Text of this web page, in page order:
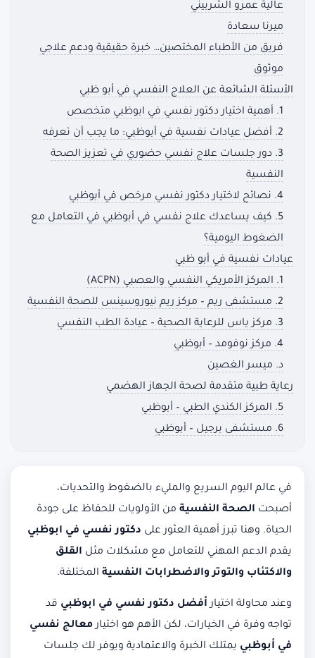
عالية عمرو الشربيني
ميرنا سعادة
فريق من الأطباء المختصين… خبرة حقيقية ودعم علاجي
موثوق
الأسئلة الشائعة عن العلاج النفسي في أبو ظبي
1. أهمية اختيار دكتور نفسي في ابوظبي متخصص
2. أفضل عيادات نفسية في أبوظبي: ما يجب أن تعرفه
3. دور جلسات علاج نفسي حضوري في تعزيز الصحة
النفسية
4. نصائح لاختيار دكتور نفسي مرخص في أبوظبي
5. كيف يساعدك علاج نفسي في أبوظبي في التعامل مع
الضغوط اليومية؟
عيادات نفسية في أبو ظبي
1. المركز الأمريكي النفسي والعصبي (ACPN)
2. مستشفى ريم – مركز ريم نيوروسينس للصحة النفسية
3. مركز ياس للرعاية الصحية – عيادة الطب النفسي
4. مركز نوفومد – أبوظبي
د. ميسر الغصين
رعاية طبية متقدمة لصحة الجهاز الهضمي
5. المركز الكندي الطبي – أبوظبي
6. مستشفى برجيل – أبوظبي
في عالم اليوم السريع والمليء بالضغوط والتحديات،
أصبحت الصحة النفسية من الأولويات للحفاظ على جودة
الحياة. وهنا تبرز أهمية العثور على دكتور نفسي في ابوظبي
يقدم الدعم المهني للتعامل مع مشكلات مثل القلق
والاكتئاب والتوتر والاضطرابات النفسية المختلفة.
وعند محاولة اختيارأفضل دكتور نفسي في ابوظبي قد
تواجه وفرة في الخيارات، لكن الأهم هو اختيارمعالج نفسي
في أبوظبي يمتلك الخبرة والاعتمادية ويوفر لك جلسات